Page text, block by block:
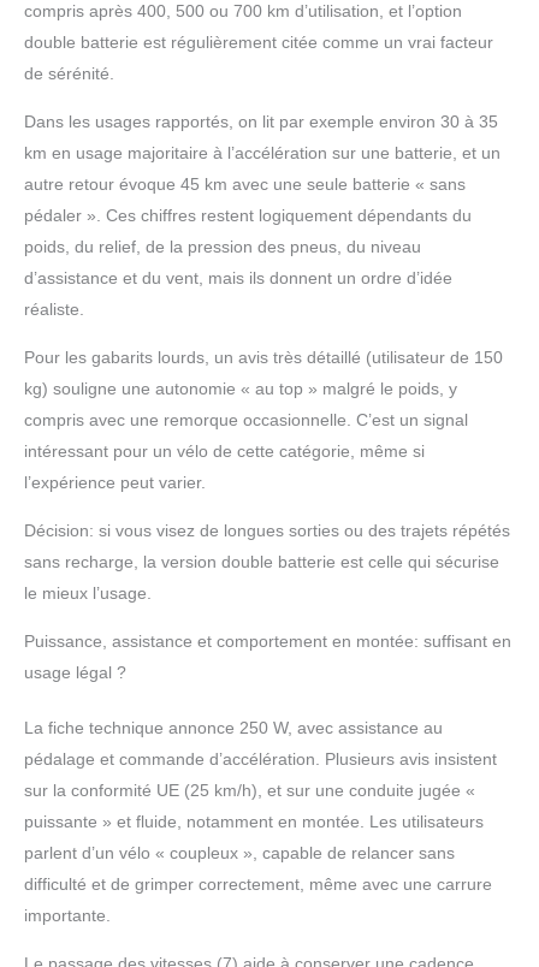
adhère mieux aux
températures
meilleure traction. Par
rapport aux pneus
ordinaires, ils peuvent
le véhicule de la velo
electrique pliable de
tourner sur le côté,
résistants au dérapage.
ENGWE velo electrique
avec pneus neige vous
permet d'aller où vous
voulez. 【Réglage de la
équipé d'une
transmission à 7
électriques est à bascule
électriques pour
différents terrains afin de
rouler plus vite, plus
de plaisir à rouler. Avec
ses cinq vitesses, vous
pouvez accélérer en
après avoir sélectionné
compris après 400, 500 ou 700 km d’utilisation, et l’option
double batterie est régulièrement citée comme un vrai facteur
de sérénité.
Dans les usages rapportés, on lit par exemple environ 30 à 35
km en usage majoritaire à l’accélération sur une batterie, et un
autre retour évoque 45 km avec une seule batterie « sans
pédaler ». Ces chiffres restent logiquement dépendants du
poids, du relief, de la pression des pneus, du niveau
d’assistance et du vent, mais ils donnent un ordre d’idée
réaliste.
Pour les gabarits lourds, un avis très détaillé (utilisateur de 150
kg) souligne une autonomie « au top » malgré le poids, y
compris avec une remorque occasionnelle. C’est un signal
intéressant pour un vélo de cette catégorie, même si
l’expérience peut varier.
Décision: si vous visez de longues sorties ou des trajets répétés
sans recharge, la version double batterie est celle qui sécurise
le mieux l’usage.
Puissance, assistance et comportement en montée: suffisant en
usage légal ?
La fiche technique annonce 250 W, avec assistance au
pédalage et commande d’accélération. Plusieurs avis insistent
sur la conformité UE (25 km/h), et sur une conduite jugée «
puissante » et fluide, notamment en montée. Les utilisateurs
parlent d’un vélo « coupleux », capable de relancer sans
difficulté et de grimper correctement, même avec une carrure
importante.